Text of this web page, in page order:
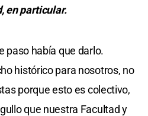
en particular.
paso había que darlo.
histórico para nosotros, no
porque esto es colectivo,
que nuestra Facultad y